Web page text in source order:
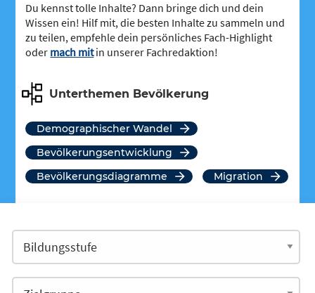
Du kennst tolle Inhalte? Dann bringe dich und dein
Wissen ein! Hilf mit, die besten Inhalte zu sammeln und
zu teilen, empfehle dein persönliches Fach-Highlight
oder mach mitin unserer Fachredaktion!
Unterthemen Bevölkerung
Demographischer Wandel
Bevölkerungsentwicklung
Bevölkerungsdiagramme
Migration